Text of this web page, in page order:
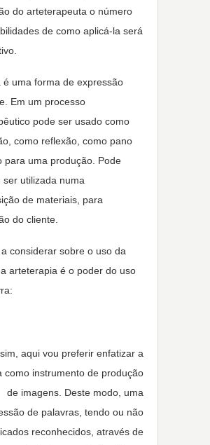
do arteterapeuta o número
de como aplicá-la será
é uma forma de expressão
Em um processo
pode ser usado como
como reflexão, como pano
para uma produção. Pode
ser utilizada numa
de materiais, para
do cliente.
considerar sobre o uso da
arteterapia é o poder do uso
aqui vou preferir enfatizar a
como instrumento de produção
de imagens. Deste modo, uma
de palavras, tendo ou não
reconhecidos, através de